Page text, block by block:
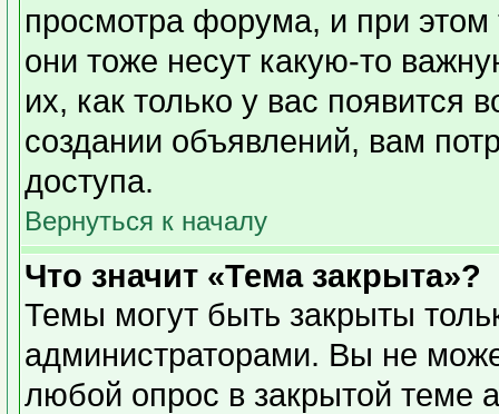
просмотра форума, и при
они тоже несут какую-то
их, как только у вас появится
создании объявлений, вам
доступа.
Вернуться к началу
Что значит «Тема закрыта»?
Темы могут быть закрыты
администраторами. Вы не
любой опрос в закрытой теме